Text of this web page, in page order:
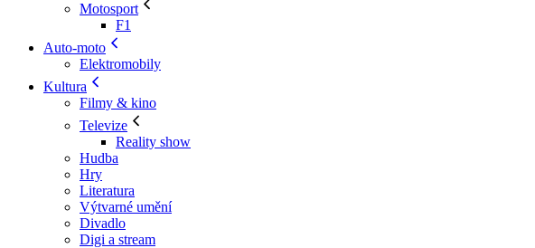
Motosport
F1
Auto-moto
Elektromobily
Kultura
Filmy & kino
Televize
Reality show
Hudba
Hry
Literatura
Výtvarné umění
Divadlo
Digi a stream